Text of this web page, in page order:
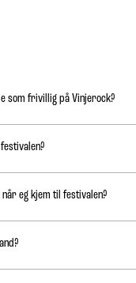
som frivillig på Vinjerock?
eg kjem til festivalen?